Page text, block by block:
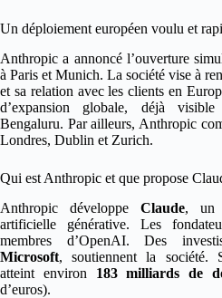
Un déploiement européen voulu et
Anthropic a annoncé l’ouverture
à Paris et Munich. La société vise à
et sa relation avec les clients en
d’expansion globale, déjà
Bengaluru. Par ailleurs, Anthropic
Londres, Dublin et Zurich.
Qui est Anthropic et que propose
Anthropic développeClaude, un
artificielle générative. Les
membres d’OpenAI. Des
Microsoft, soutiennent la société.
atteint environ 183 milliards de
d’euros).